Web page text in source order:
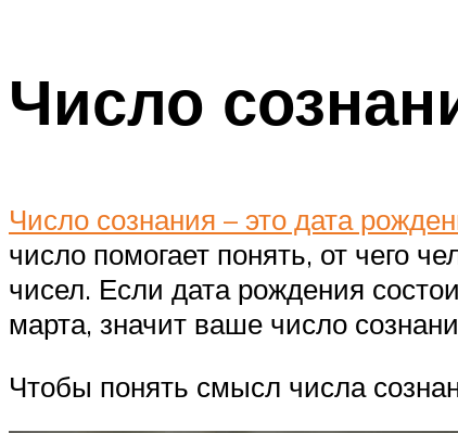
Число
Число сознания – это дата
число помогает понять, от чего
чисел. Если дата рождения
марта, значит ваше число
Чтобы понять смысл числа